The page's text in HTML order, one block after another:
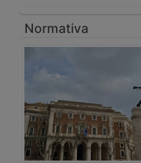
Normativa